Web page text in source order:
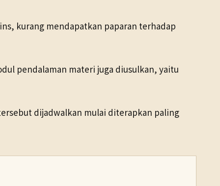
kurang mendapatkan paparan terhadap
pendalaman materi juga diusulkan, yaitu
dijadwalkan mulai diterapkan paling